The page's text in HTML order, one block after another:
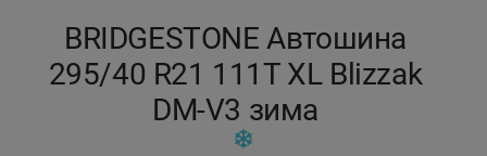
BRIDGESTONE Автошина
295/40 R21 111T XL Blizzak
DM-V3 зима
Талдыкорган